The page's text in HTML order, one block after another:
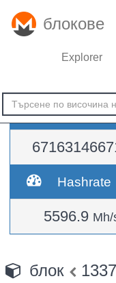
блокове
Explorer
Трудност
Hashrate
5596.9 Mh/
блок